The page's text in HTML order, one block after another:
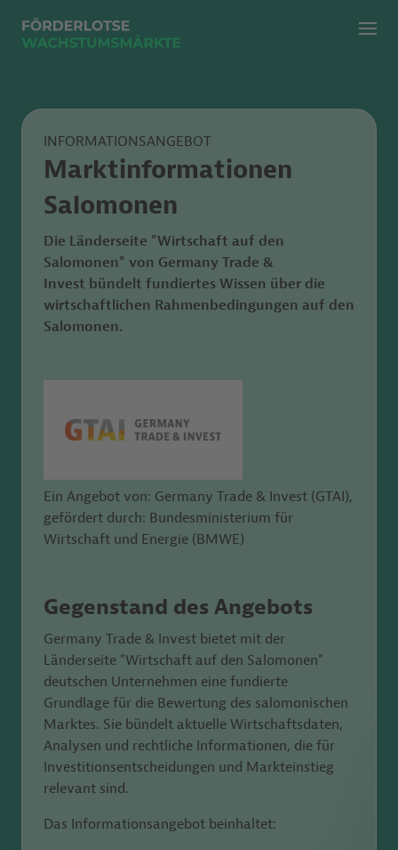
Menü
INFORMATIONSANGEBOT
Marktinformationen
Salomonen
Die Länderseite "Wirtschaft auf den
Salomonen" von Germany Trade &
Invest bündelt fundiertes Wissen über die
wirtschaftlichen Rahmenbedingungen auf den
Salomonen.
Ein Angebot von: Germany Trade & Invest (GTAI),
gefördert durch: Bundesministerium für
Wirtschaft und Energie (BMWE)
Gegenstand des Angebots
Germany Trade & Invest bietet mit der
Länderseite "Wirtschaft auf den Salomonen"
deutschen Unternehmen eine fundierte
Grundlage für die Bewertung des salomonischen
Marktes. Sie bündelt aktuelle Wirtschaftsdaten,
Analysen und rechtliche Informationen, die für
Investitionsentscheidungen und Markteinstieg
relevant sind.
Das Informationsangebot beinhaltet: